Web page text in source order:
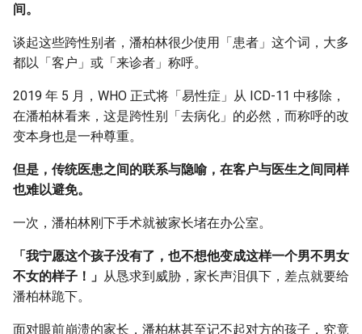
间。
谈起这些跨性别者，潘柏林很少使用「患者」这个词，大多
都以「客户」或「来诊者」称呼。
2019 年 5 月，WHO 正式将「易性症」从 ICD-11 中移除，
在潘柏林看来，这是跨性别「去病化」的必然，而称呼的改
变本身也是一种尊重。
但是，传统医患之间的联系与隐喻，在客户与医生之间同样
也难以避免。
一次，潘柏林刚下手术就被家长堵在办公室。
「我宁愿这个孩子没有了，也不想他变成这样一个男不男女
不女的样子！」 从恳求到威胁，家长声泪俱下，差点就要给
潘柏林跪下。
面对眼前崩溃的家长，潘柏林甚至记不起对方的孩子，究竟